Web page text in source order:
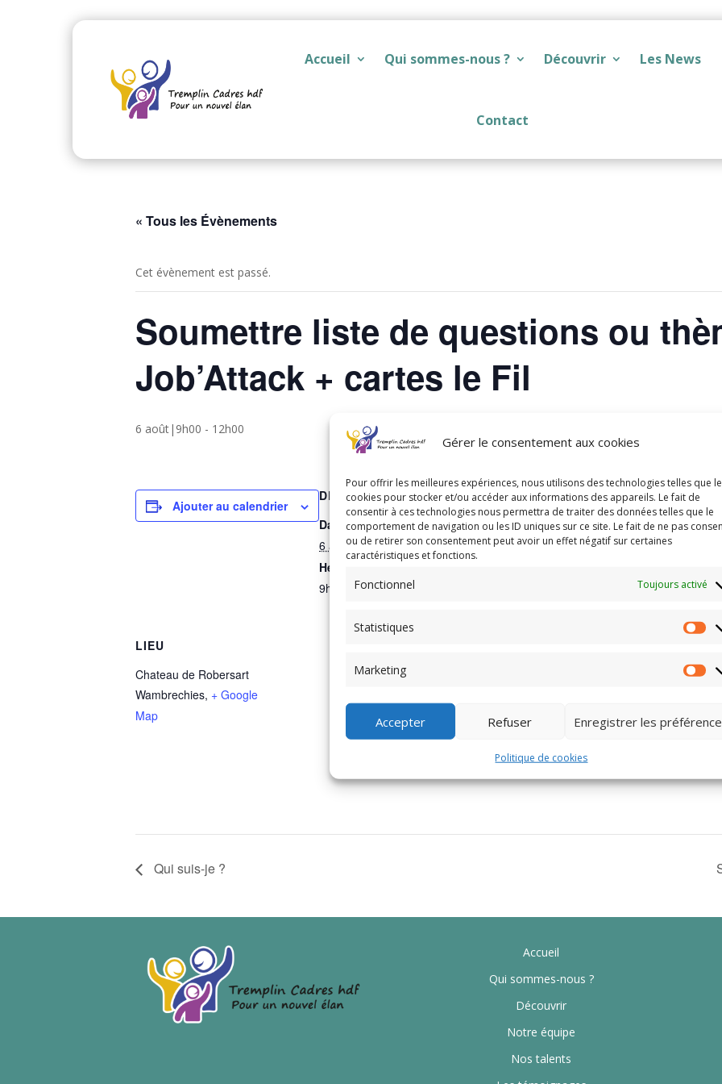
Gérer le consentement aux cookies
Pour offrir les meilleures expériences, nous utilisons des technologies telles que
cookies pour stocker et/ou accéder aux informations des appareils. Le fait de
consentir à ces technologies nous permettra de traiter des données telles que le
comportement de navigation ou les ID uniques sur ce site. Le fait de ne pas
ou de retirer son consentement peut avoir un effet négatif sur certaines
caractéristiques et fonctions.
Fonctionnel Toujours activé
Statistiques
Marketing
Accepter Refuser Enregistrer les
Politique de cookies
Accueil Qui sommes-nous ? Découvrir Les News
Contact
« Tous les Évènements
Cet évènement est passé.
Soumettre liste de questions ou
Job’Attack + cartes le Fil
6 août|9h00 - 12h00
Ajouter au calendrier
DÉTAILS
Date :
6 août
Heure :
9h00 - 12h00
ORGANISATEUR
Bruno DOUAY
LIEU
Chateau de Robersart
Wambrechies, + Google
Map
Qui suis-je ?
Accueil
Qui sommes-nous ?
Découvrir
Notre équipe
Nos talents